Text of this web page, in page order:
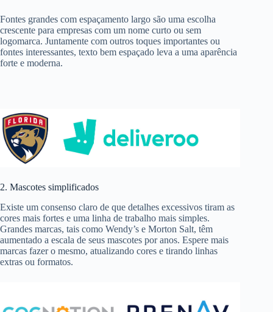
Fontes grandes com espaçamento largo são uma escolha
crescente para empresas com um nome curto ou sem
logomarca. Juntamente com outros toques importantes ou
fontes interessantes, texto bem espaçado leva a uma aparência
forte e moderna.
2. Mascotes simplificados
Existe um consenso claro de que detalhes excessivos tiram as
cores mais fortes e uma linha de trabalho mais simples.
Grandes marcas, tais como Wendy’s e Morton Salt, têm
aumentado a escala de seus mascotes por anos. Espere mais
marcas fazer o mesmo, atualizando cores e tirando linhas
extras ou formatos.